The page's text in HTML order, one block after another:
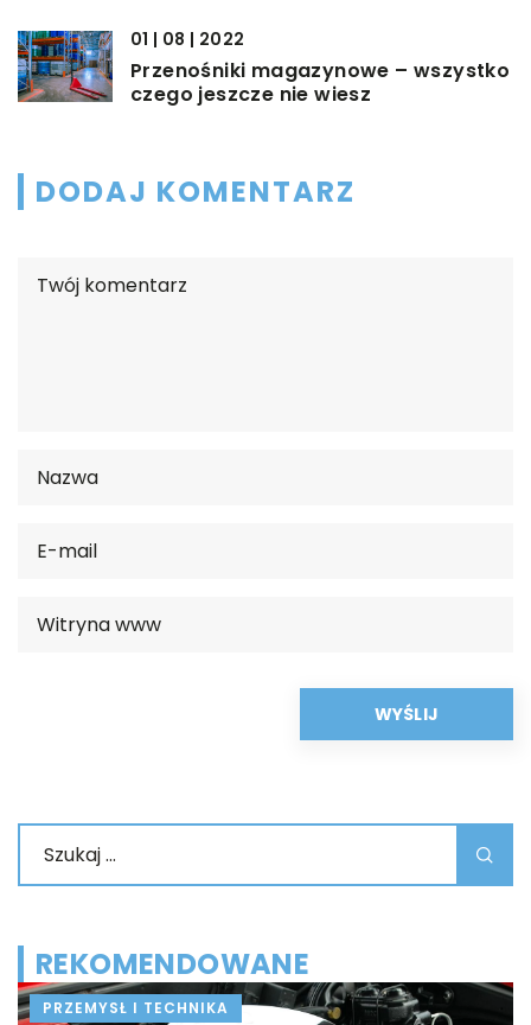
01 | 08 | 2022
Przenośniki magazynowe – wszystko
czego jeszcze nie wiesz
DODAJ KOMENTARZ
REKOMENDOWANE
PRZEMYSŁ I TECHNIKA